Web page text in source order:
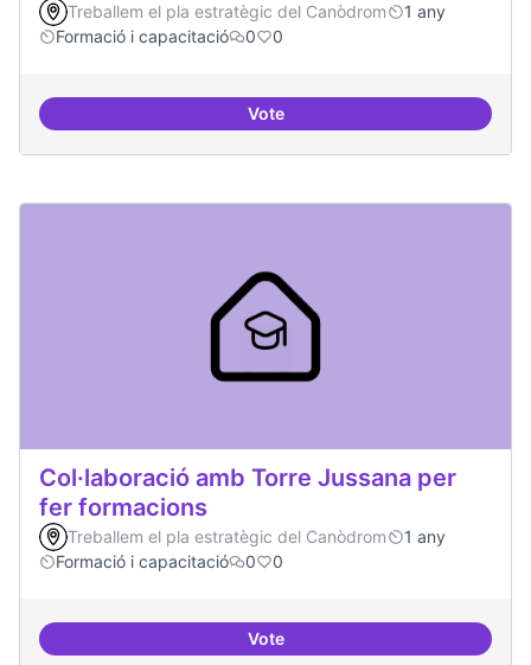
Treballem el pla estratègic del Canòdrom
1 any
Formació i capacitació
0 0
VoteTallers de col·laboració
Col·laboració amb Torre Jussana per
fer formacions
Treballem el pla estratègic del Canòdrom
1 any
Formació i capacitació
0 0
VoteCol·laboració amb Torre